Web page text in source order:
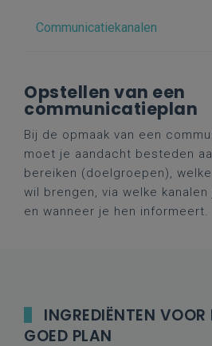
Communicatiekanalen
Opstellen van een
communicatieplan
Bij de opmaak van een
moet je aandacht besteden
bereiken (doelgroepen), welke
wil brengen, via welke kanalen
en wanneer je hen informeert.
INGREDIËNTEN VOOR
GOED PLAN